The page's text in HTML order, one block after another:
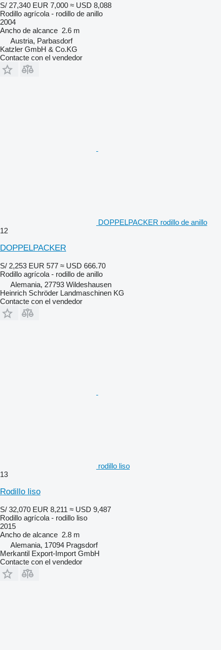
S/ 27,340 EUR 7,000 ≈ USD 8,088
Rodillo agrícola - rodillo de anillo
2004
Ancho de alcance 2.6 m
Austria, Parbasdorf
Katzler GmbH & Co.KG
Contacte con el vendedor
DOPPELPACKER rodillo de anillo
12
DOPPELPACKER
S/ 2,253 EUR 577 ≈ USD 666.70
Rodillo agrícola - rodillo de anillo
Alemania, 27793 Wildeshausen
Heinrich Schröder Landmaschinen KG
Contacte con el vendedor
rodillo liso
13
Rodillo liso
S/ 32,070 EUR 8,211 ≈ USD 9,487
Rodillo agrícola - rodillo liso
2015
Ancho de alcance 2.8 m
Alemania, 17094 Pragsdorf
Merkantil Export-Import GmbH
Contacte con el vendedor